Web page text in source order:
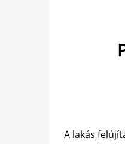
A lakás